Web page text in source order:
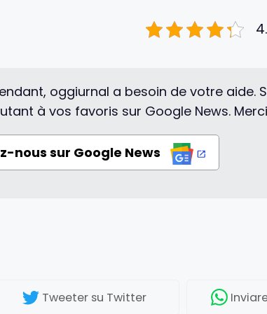
oggiurnal a besoin de votre aide.
à vos favoris sur Google News.
nous sur Google News
Tweeter su Twitter